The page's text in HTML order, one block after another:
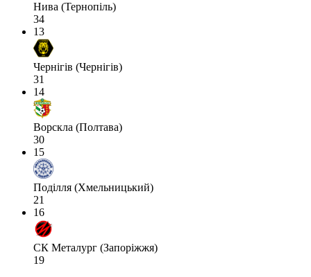
Нива (Тернопіль)
34
13
Чернігів (Чернігів)
31
14
Ворскла (Полтава)
30
15
Поділля (Хмельницький)
21
16
СК Металург (Запоріжжя)
19